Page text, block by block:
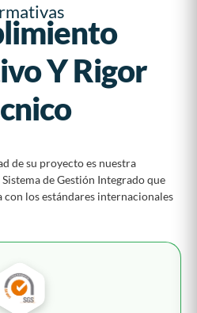
Y Rigor
de su proyecto es nuestra
de Gestión Integrado que
con los estándares internacionales